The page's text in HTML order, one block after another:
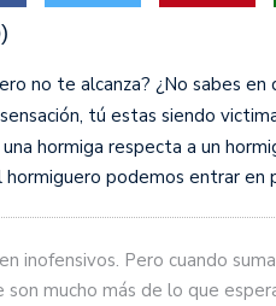
no te alcanza? ¿No sabes
tú estas siendo
hormiga respecta a un
podemos entrar en
inofensivos. Pero cuando
mucho más de lo que